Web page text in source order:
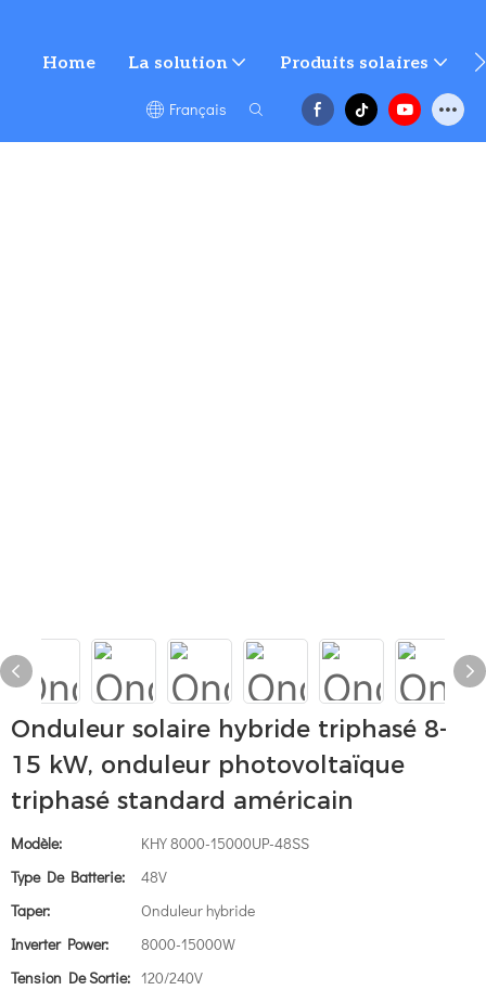
Home La solution Produits solaires
Français
Onduleur solaire hybride triphasé 8-
15 kW, onduleur photovoltaïque
triphasé standard américain
Modèle:
KHY 8000-15000UP-48SS
Type De Batterie:
48V
Taper:
Onduleur hybride
Inverter Power:
8000-15000W
Tension De Sortie: 120/240V